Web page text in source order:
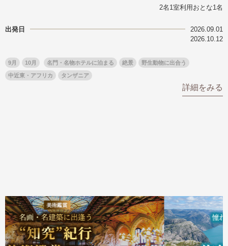
2名1室利用おとな1名
出発日
2026.09.01
2026.10.12
9月 10月 名門・名物ホテルに泊まる 絶景 野生動物に出合う
中近東・アフリカ タンザニア
詳細をみる